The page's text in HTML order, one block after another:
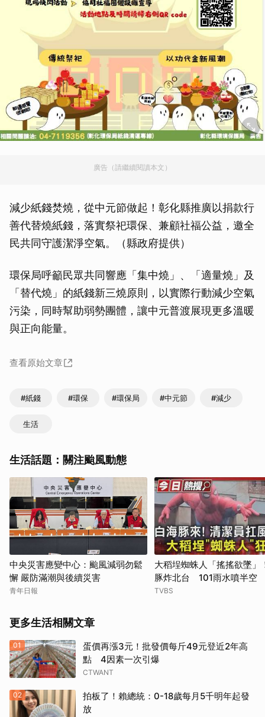
廣告（請繼續閱讀本文）
減少紙錢焚燒，從中元節做起！彰化縣推廣以捐款行
善代替燒紙錢，落實祭祀環保、兼顧社福公益，邀全
民共同守護潔淨空氣。（縣政府提供）
環保局呼籲民眾共同響應「集中燒」、「適量燒」及
「替代燒」的紙錢新三燒原則，以實際行動減少空氣
污染，同時幫助弱勢團體，讓中元普渡展現更多溫暖
與正向能量。
查看原始文章
#紙錢 #環保 #環保局 #中元節 #減少
生活
生活話題：關注颱風動態
中央災害應變中心：颱風減弱勿鬆
懈 嚴防滿潮與後續災害
青年日報
大稻埕蜘蛛人「搖搖欲墜」
豚炸北台 101雨水噴半空
TVBS
更多生活相關文章
01
蛋價再漲3元！批發價每斤49元登近2年高
點 4因素一次引爆
CTWANT
02
拍板了！賴總統：0-18歲每月5千明年起發
放